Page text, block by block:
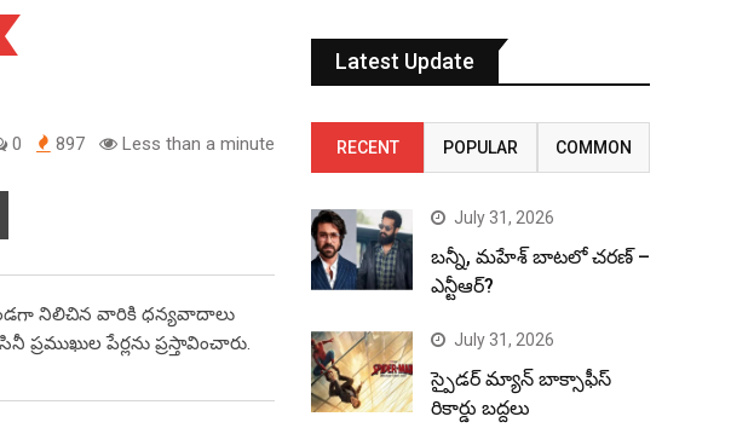
0 897 Less than a minute
నిలిచిన వారికి ధన్యవాదాలు
పేర్లను ప్రస్తావించారు.
Latest Update
RECENT POPULAR COMMON
July 31, 2026
బన్నీ, మహేశ్ బాటలో చరణ్ –
ఎన్టీఆర్?
July 31, 2026
స్పైడర్ మ్యాన్ బాక్సాఫీస్
రికార్డు బద్దలు